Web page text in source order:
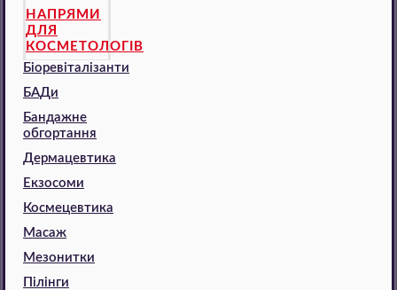
НАПРЯМИ
ДЛЯ
КОСМЕТОЛОГІВ
Біоревіталізанти
БАДи
Бандажне
обгортання
Дермацевтика
Екзосоми
Космецевтика
Масаж
Мезонитки
Пілінги